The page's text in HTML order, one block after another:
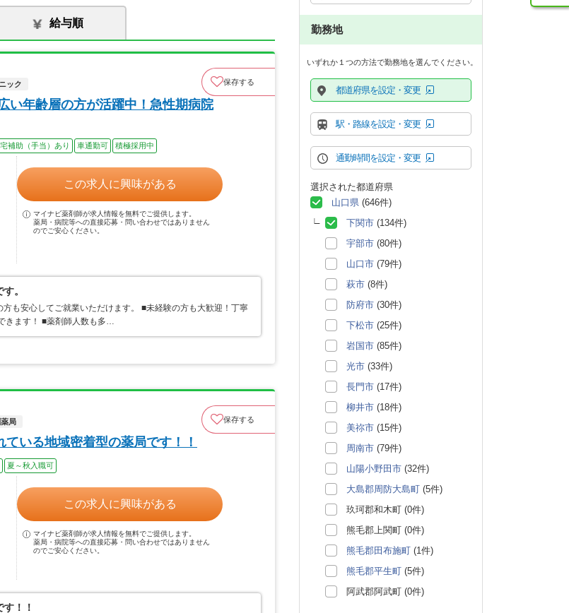
給与順
ック 保存する
い年齢層の方が活躍中！急性期病院
補助（手当）あり 車通勤可 積極採用中
この求人に興味がある
マイナビ薬剤師が求人情報を無料でご提供します。
薬局・病院等への直接応募・問い合わせではありません
のでご安心ください。
。
も安心してご就業いただけます。 ■未経験の方も大歓迎！丁寧
きます！ ■薬剤師人数も多…
局 保存する
いる地域密着型の薬局です！！
夏～秋入職可
この求人に興味がある
マイナビ薬剤師が求人情報を無料でご提供します。
薬局・病院等への直接応募・問い合わせではありません
のでご安心ください。
！！
勤務地
いずれか１つの方法で勤務地を選んでください。
都道府県を設定・変更
駅・路線を設定・変更
通勤時間を設定・変更
選択された都道府県
山口県 (646件)
下関市 (134件)
宇部市 (80件)
山口市 (79件)
萩市 (8件)
防府市 (30件)
下松市 (25件)
岩国市 (85件)
光市 (33件)
長門市 (17件)
柳井市 (18件)
美祢市 (15件)
周南市 (79件)
山陽小野田市 (32件)
大島郡周防大島町 (5件)
玖珂郡和木町 (0件)
熊毛郡上関町 (0件)
熊毛郡田布施町 (1件)
熊毛郡平生町 (5件)
阿武郡阿武町 (0件)